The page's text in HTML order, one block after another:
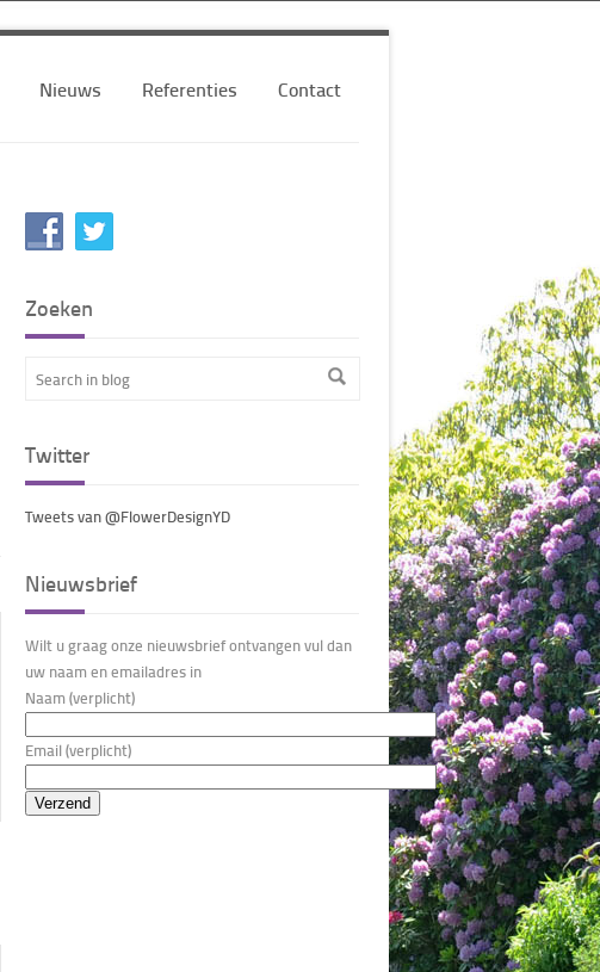
Nieuws Referenties Contact
Zoeken
Twitter
Tweets van @FlowerDesignYD
Nieuwsbrief
Wilt u graag onze nieuwsbrief ontvangen vul dan
uw naam en emailadres in
Naam (verplicht)
Email (verplicht)